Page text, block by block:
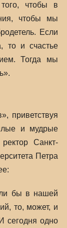
чтобы в
чтобы мы
Если
то и счастье
Тогда мы
приветствуя
и мудрые
Санкт-
Петра
бы в нашей
то, может, и
сегодня одно